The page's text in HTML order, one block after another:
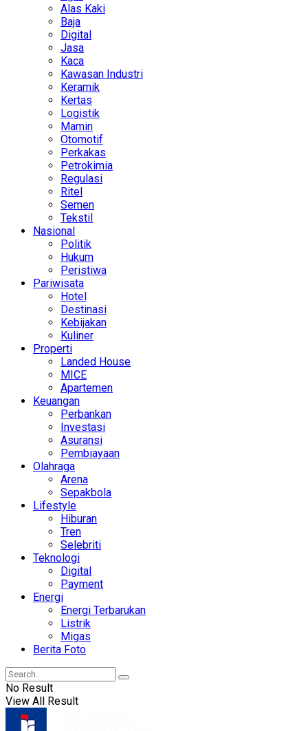
Alas Kaki
Baja
Digital
Jasa
Kaca
Kawasan Industri
Keramik
Kertas
Logistik
Mamin
Otomotif
Perkakas
Petrokimia
Regulasi
Ritel
Semen
Tekstil
Nasional
Politik
Hukum
Peristiwa
Pariwisata
Hotel
Destinasi
Kebijakan
Kuliner
Properti
Landed House
MICE
Apartemen
Keuangan
Perbankan
Investasi
Asuransi
Pembiayaan
Olahraga
Arena
Sepakbola
Lifestyle
Hiburan
Tren
Selebriti
Teknologi
Digital
Payment
Energi
Energi Terbarukan
Listrik
Migas
Berita Foto
No Result
View All Result